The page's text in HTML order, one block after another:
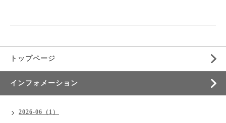
トップページ
インフォメーション
2026-06（1）